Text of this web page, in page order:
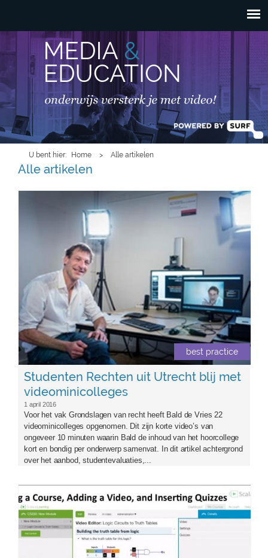
inhoud gaan
HOOFDMENU
U bent hier Home > Alle artikelen
Alle artikelen
uu-minicolleges2.png
best practice
Studenten Rechten uit Utrecht blij met
videominicolleges
1 april 2016
Voor het vak Grondslagen van recht heeft Bald de Vries 22
videominicolleges opgenomen. Dit zijn korte video’s van
ongeveer 10 minuten waarin Bald de inhoud van het hoorcollege
kort en bondig per onderwerp samenvat. In dit artikel achtergrond
over het aanbod, studentevaluaties,...
scalabel-learning.jpg